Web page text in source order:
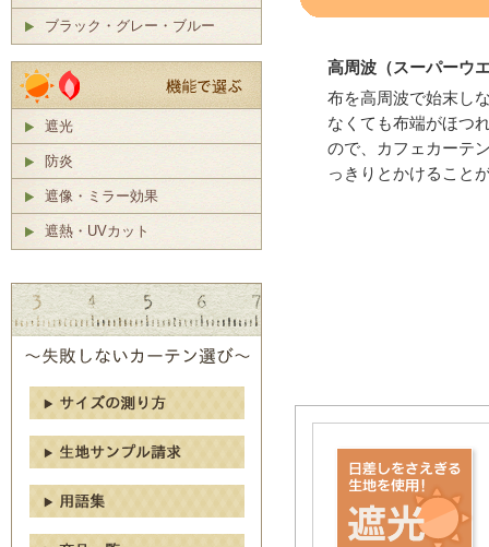
高周波（スーパーウ
布を高周波で始末し
なくても布端がほつ
ので、カフェカーテ
っきりとかけること
ブラック・グレー・ブルー
遮光
防炎
遮像・ミラー効果
遮熱・UVカット